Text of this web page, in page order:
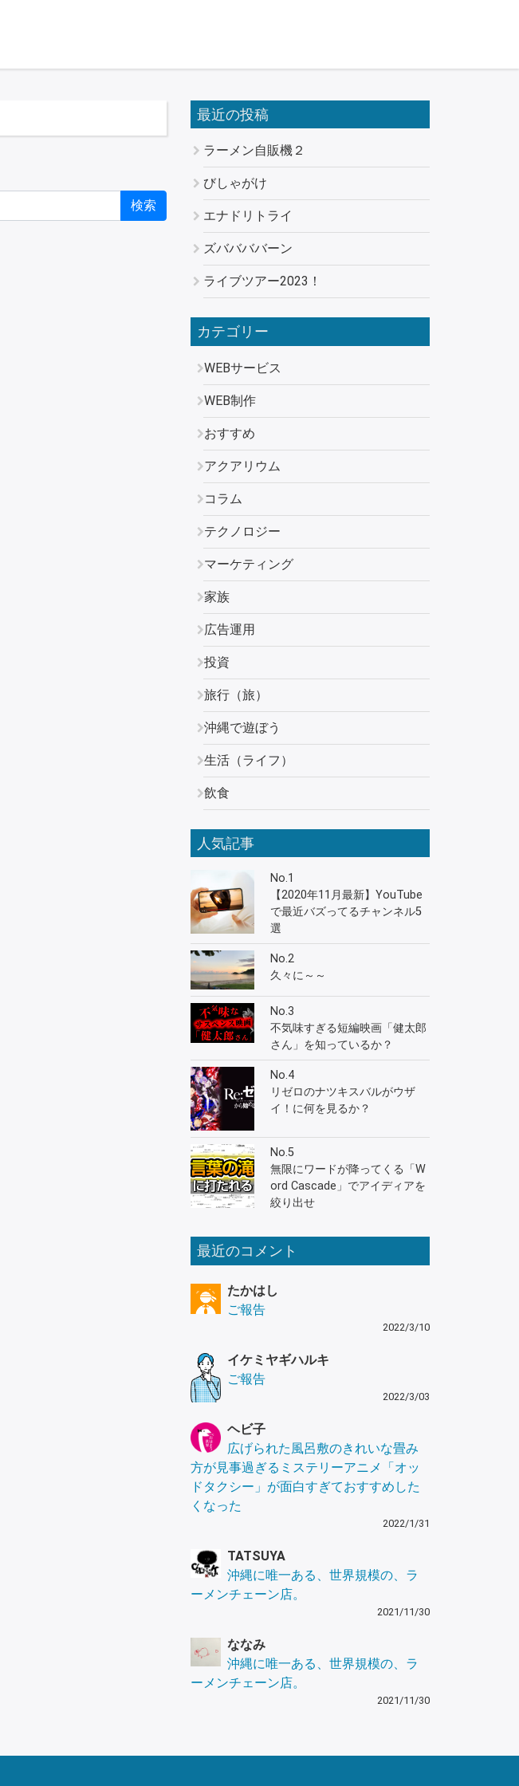
最近の投稿
ラーメン自販機２
びしゃがけ
エナドリトライ
ズババババーン
ライブツアー2023！
カテゴリー
WEBサービス
WEB制作
おすすめ
アクアリウム
コラム
テクノロジー
マーケティング
家族
広告運用
投資
旅行（旅）
沖縄で遊ぼう
生活（ライフ）
飲食
人気記事
No.1
【2020年11月最新】YouTube
で最近バズってるチャンネル5
選
No.2
久々に～～
No.3
不気味すぎる短編映画「健太郎
さん」を知っているか？
No.4
リゼロのナツキスバルがウザ
イ！に何を見るか？
No.5
無限にワードが降ってくる「W
ord Cascade」でアイディアを
絞り出せ
最近のコメント
たかはし
ご報告
2022/3/10
イケミヤギハルキ
ご報告
2022/3/03
ヘビ子
広げられた風呂敷のきれいな畳み
方が見事過ぎるミステリーアニメ「オッ
ドタクシー」が面白すぎておすすめした
くなった
2022/1/31
TATSUYA
沖縄に唯一ある、世界規模の、ラ
ーメンチェーン店。
2021/11/30
ななみ
沖縄に唯一ある、世界規模の、ラ
ーメンチェーン店。
2021/11/30